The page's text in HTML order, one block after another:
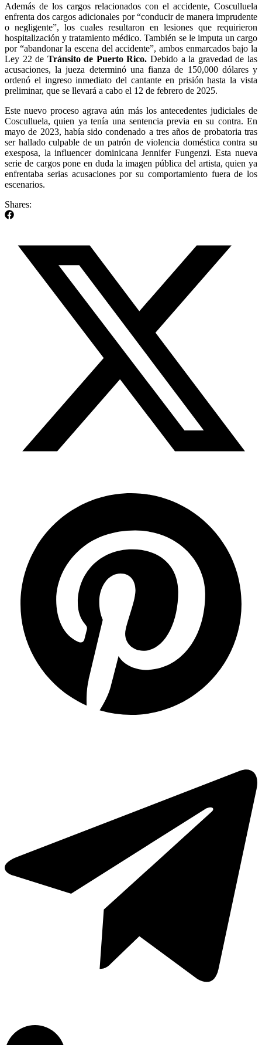
Además de los cargos relacionados con el accidente, Cosculluela
enfrenta dos cargos adicionales por “conducir de manera imprudente
o negligente”, los cuales resultaron en lesiones que requirieron
hospitalización y tratamiento médico. También se le imputa un cargo
por “abandonar la escena del accidente”, ambos enmarcados bajo la
Ley 22 de Tránsito de Puerto Rico. Debido a la gravedad de las
acusaciones, la jueza determinó una fianza de 150,000 dólares y
ordenó el ingreso inmediato del cantante en prisión hasta la vista
preliminar, que se llevará a cabo el 12 de febrero de 2025.
Este nuevo proceso agrava aún más los antecedentes judiciales de
Cosculluela, quien ya tenía una sentencia previa en su contra. En
mayo de 2023, había sido condenado a tres años de probatoria tras
ser hallado culpable de un patrón de violencia doméstica contra su
exesposa, la influencer dominicana Jennifer Fungenzi. Esta nueva
serie de cargos pone en duda la imagen pública del artista, quien ya
enfrentaba serias acusaciones por su comportamiento fuera de los
escenarios.
Shares: